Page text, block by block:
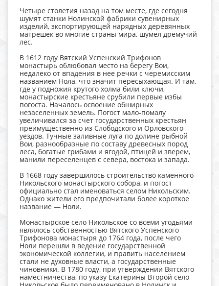
Четыре столетия назад на том месте, где сегодня
шумят станки Нолинской фабрики сувенирных
изделий, экспортирующей нарядных деревянных
матрешек во многие страны мира, шумел дремучий
лес.
В 1612 году Вятский Успенский Трифонов
монастырь облюбовал место на берегу Вои,
недалеко от впадения в нее речки с черемисским
названием Нола, что значит пересыхающая. И там,
где у подножия крутого холма били ключи,
монастырские крестьяне срубили первые избы
погоста. Началось освоение обширных
незаселенных земель. Погост мало-помалу
увеличивался за счет государственных крестьян
преимущественно из Слободского и Орловского
уездов. Тучные заливные луга по долине рыбной
Вои, разнообразные по составу древесных пород
леса, богатые грибами и ягодой, птицей и зверем,
манили переселенцев с севера, востока и запада.
В 1668 году завершилось строительство каменного
Никольского монастырского собора, и погост
официально стал именоваться селом Никольским.
Однако жители его предпочитали более короткое
название — Ноли.
Монастырское село Никольское со всеми угодьями
являлось собственностью Вятского Успенского
Трифонова монастыря до 1764 года, после чего
Ноли перешли в ведение государственной
экономической коллегии, и править населением
стали не духовные власти, а государственные
чиновники. В 1780 году, при утверждении Вятского
наместничества, по указу Екатерины Второй село